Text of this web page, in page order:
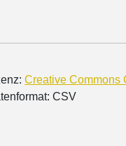
Creative Commons
CSV